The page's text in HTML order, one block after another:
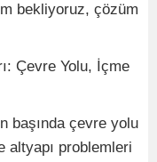
bekliyoruz, çözüm
Çevre Yolu, İçme
başında çevre yolu
problemleri